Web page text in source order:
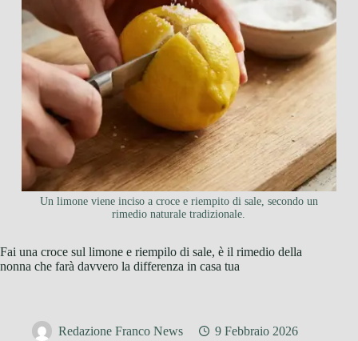
Un limone viene inciso a croce e riempito di sale, secondo un
rimedio naturale tradizionale.
Fai una croce sul limone e riempilo di sale, è il rimedio della
nonna che farà davvero la differenza in casa tua
Redazione Franco News 9 Febbraio 2026